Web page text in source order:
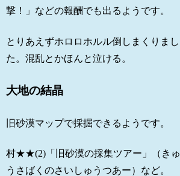
撃！」などの報酬でも出るようです。
とりあえずホロロホルル倒しまくりまし
た。混乱とかほんと泣ける。
大地の結晶
旧砂漠マップで採掘できるようです。
村★★(2)「旧砂漠の採集ツアー」（きゅ
うさばくのさいしゅうつあー）など。